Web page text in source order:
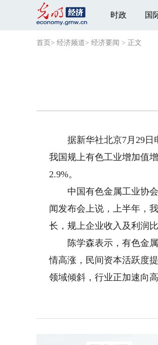
时政 国
首页 > 经济频道> 经济要闻 > 正文
据新华社北京7月29日电
我国规上有色工业增加值
2.9%。
中国有色金属工业协会
闻发布会上说，上半年，
长，规上企业收入及利润
陈学森表示，有色金属
情高涨，民间资本活跃度
领域倾斜，行业正加速向